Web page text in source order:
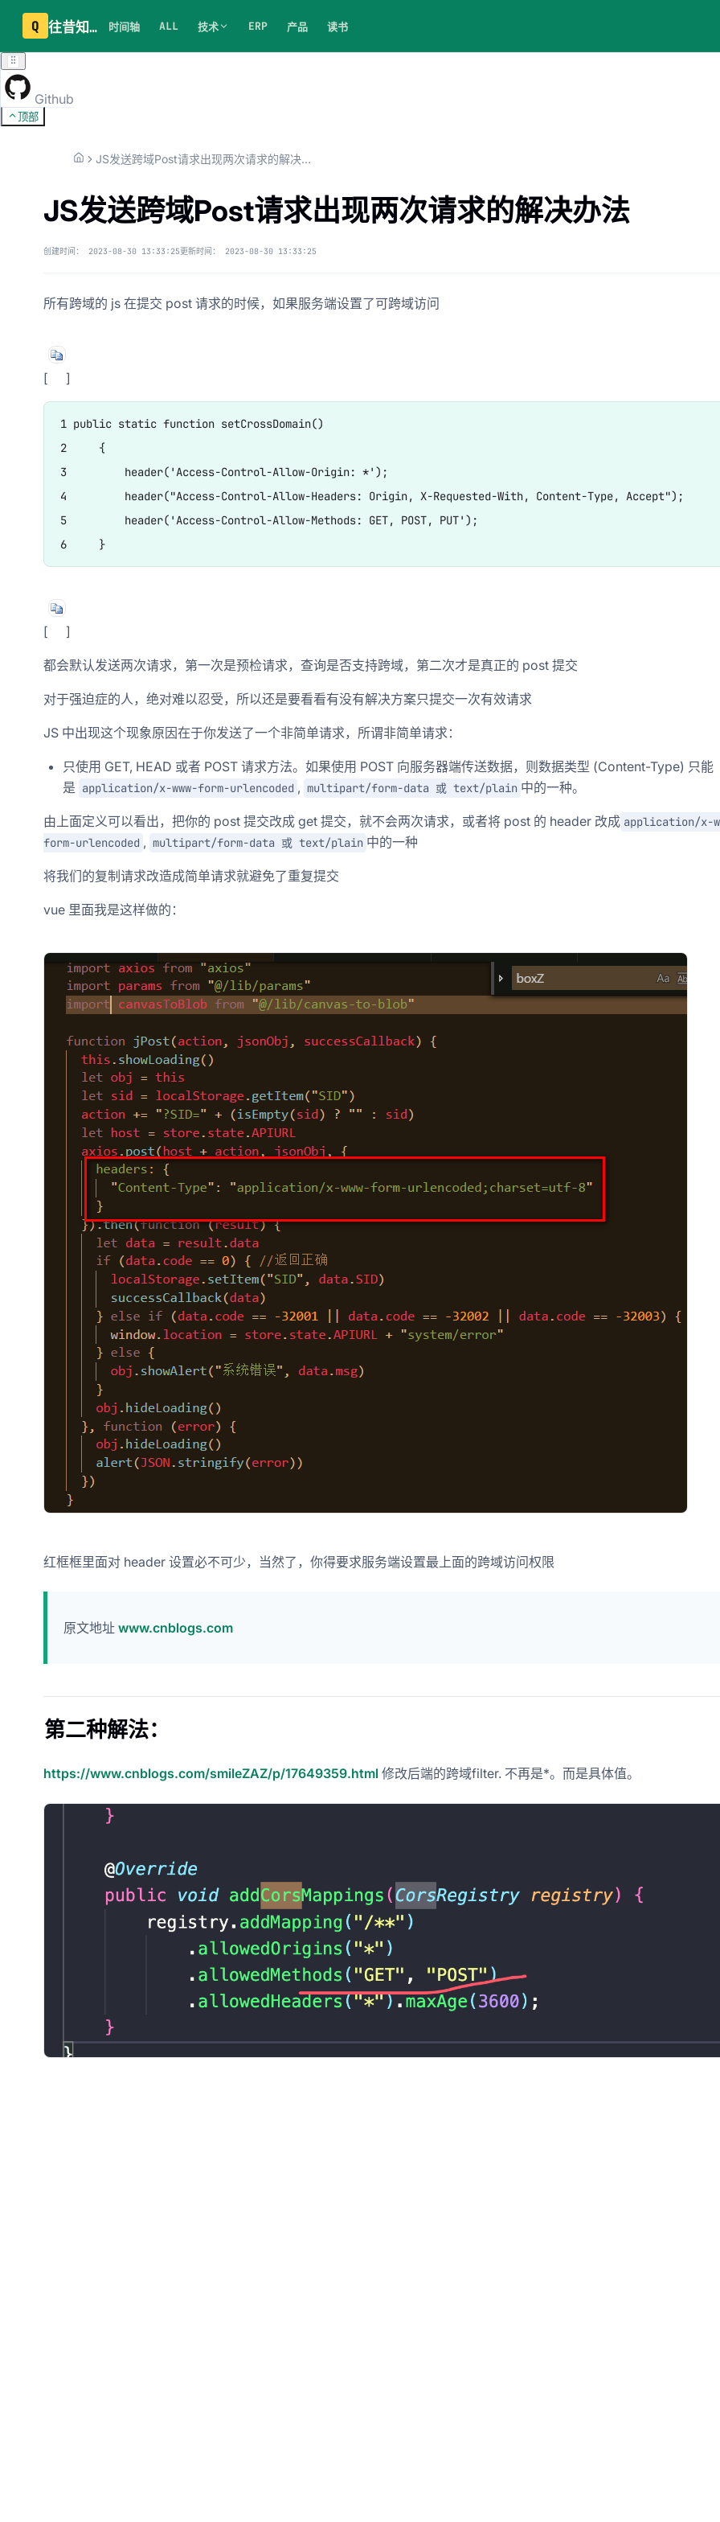
Q 往昔知识库 时间轴 ALL 技术 ERP 产品 读书
Github
顶部
JS发送跨域Post请求出现两次请求的解决办法
JS发送跨域Post请求出现两次请求的解决办法
创建时间： 2023-08-30 13:33:25更新时间： 2023-08-30 13:33:25
所有跨域的 js 在提交 post 请求的时候，如果服务端设置了可跨域访问
[ ]
1 public static function setCrossDomain()
2     {
3         header('Access-Control-Allow-Origin: *');
4         header("Access-Control-Allow-Headers: Origin, X-Requested-With, Content-Type, Accept");
5         header('Access-Control-Allow-Methods: GET, POST, PUT');
6     }
[ ]
都会默认发送两次请求，第一次是预检请求，查询是否支持跨域，第二次才是真正的 post 提交
对于强迫症的人，绝对难以忍受，所以还是要看看有没有解决方案只提交一次有效请求
JS 中出现这个现象原因在于你发送了一个非简单请求，所谓非简单请求：
只使用 GET, HEAD 或者 POST 请求方法。如果使用 POST 向服务器端传送数据，则数据类型 (Content-Type) 只能
是 application/x-www-form-urlencoded , multipart/form-data 或 text/plain 中的一种。
由上面定义可以看出，把你的 post 提交改成 get 提交，就不会两次请求，或者将 post 的 header 改成 application/x-
form-urlencoded , multipart/form-data 或 text/plain 中的一种
将我们的复制请求改造成简单请求就避免了重复提交
vue 里面我是这样做的：
红框框里面对 header 设置必不可少，当然了，你得要求服务端设置最上面的跨域访问权限
原文地址 www.cnblogs.com
第二种解法：
https://www.cnblogs.com/smileZAZ/p/17649359.html 修改后端的跨域filter. 不再是*。而是具体值。